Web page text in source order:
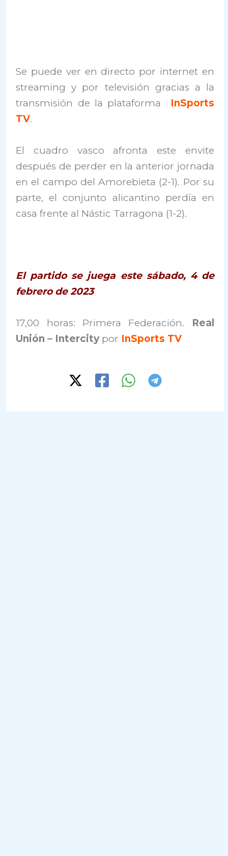
Se puede ver en directo por internet en
streaming y por televisión gracias a la
transmisión de la plataforma InSports
TV.
El cuadro vasco afronta este envite
después de perder en la anterior jornada
en el campo del Amorebieta (2-1). Por su
parte, el conjunto alicantino perdía en
casa frente al Nástic Tarragona (1-2).
El partido se juega este sábado, 4 de
febrero de 2023
17,00 horas: Primera Federación. Real
Unión – Intercity por InSports TV